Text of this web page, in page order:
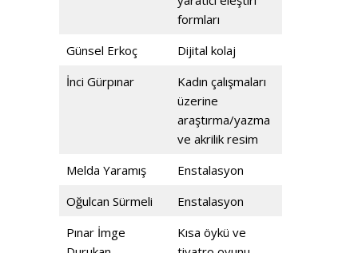
formları
Günsel Erkoç
Dijital kolaj
İnci Gürpınar
Kadın çalışmaları
üzerine
araştırma/yazma
ve akrilik resim
Melda Yaramış
Enstalasyon
Oğulcan Sürmeli
Enstalasyon
Pınar İmge
Kısa öykü ve